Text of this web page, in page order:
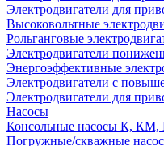
Электродвигатели для
Высоковольтные
Рольганговые
Электродвигатели
Энергоэффективные
Электродвигатели с
Электродвигатели для
Насосы
Консольные насосы К,
Погружные/скважные